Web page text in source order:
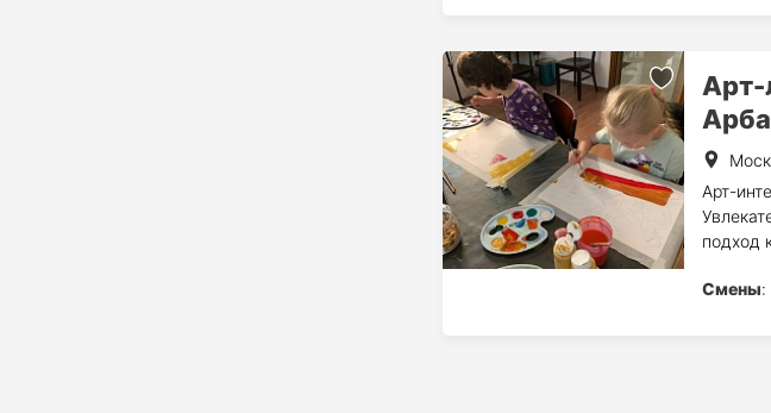
Арт-
Арт-
подход
Смены: